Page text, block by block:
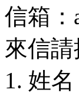
信箱：
來信請
1. 姓名